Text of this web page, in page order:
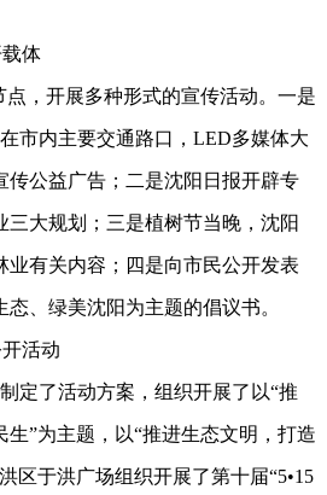
体
，开展多种形式的宣传活动。一是
市内主要交通路口，LED多媒体大
传公益广告；二是沈阳日报开辟专
三大规划；三是植树节当晚，沈阳
业有关内容；四是向市民公开发表
、绿美沈阳为主题的倡议书。
活动
了活动方案，组织开展了以“推
”为主题，以“推进生态文明，打造
区于洪广场组织开展了第十届“5•15